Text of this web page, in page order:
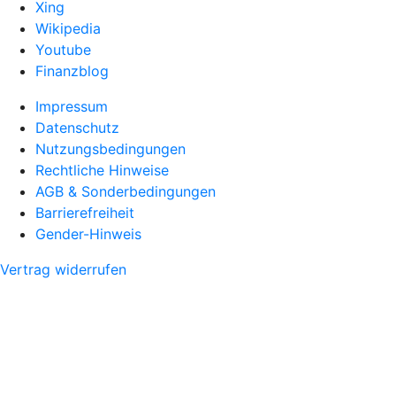
Xing
Wikipedia
Youtube
Finanzblog
Impressum
Datenschutz
Nutzungsbedingungen
Rechtliche Hinweise
AGB & Sonderbedingungen
Barrierefreiheit
Gender-Hinweis
Vertrag widerrufen